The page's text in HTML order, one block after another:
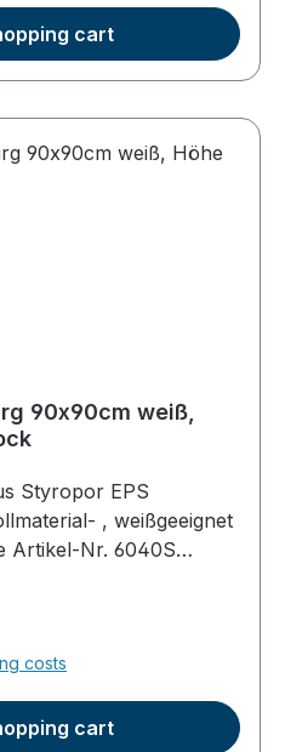
cart
90x90cm weiß,
Styropor EPS
, weißgeeignet
Artikel-Nr. 6040S
als das Duschbecken
mit
Befliesung,
Auflage
costs
cart